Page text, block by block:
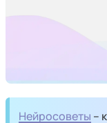
Нейросоветы –